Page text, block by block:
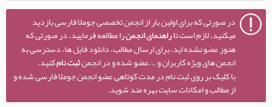
در صورتی که برای اولین بار از انجمن تخصصی جوملا فارسی بازدید
میکنید، لازم است تاراهنمای انجمنرا مطالعه فرمایید. در صورتی که
هنوز عضو نشده اید، برای ارسال مطالب، دانلود فایل ها، دسترسی به
انجمن های ویژه کاربران و ...عضو شده و در انجمنثبت نامکنید.
با کلیک بر روی ثبت نام در مدت کوتاهی عضو انجمن جوملا فارسی شده و
از مطالب و امکانات سایت بهره مند شوید.